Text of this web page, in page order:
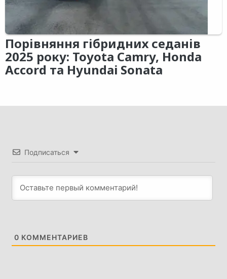
Порівняння гібридних седанів
2025 року: Toyota Camry, Honda
Accord та Hyundai Sonata
Подписаться
0 КОММЕНТАРИЕВ